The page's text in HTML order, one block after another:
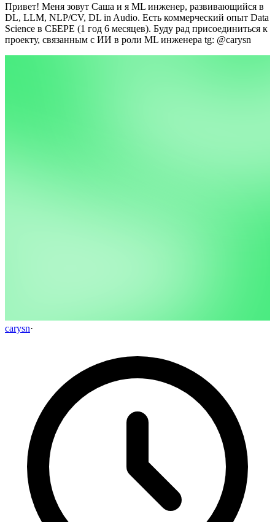
Привет! Меня зовут Саша и я ML инженер, развивающийся в
DL, LLM, NLP/CV, DL in Audio. Есть коммерческий опыт Data
Science в СБЕРЕ (1 год 6 месяцев). Буду рад присоединиться к
проекту, связанным с ИИ в роли ML инженера tg: @carysn
carysn·